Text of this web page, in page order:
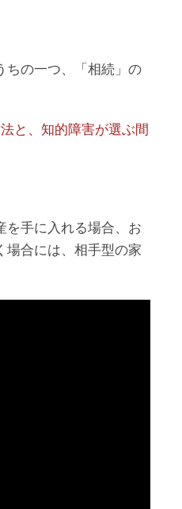
ちの一つ、「相続」の
と、知的障害が選ぶ間
を手に入れる場合、お
場合には、相手型の家